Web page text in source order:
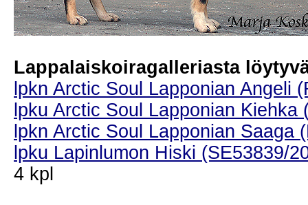
Lappalaiskoiragalleriasta
lpkn Arctic Soul Lapponian Angeli
lpku Arctic Soul Lapponian Kiehka
lpkn Arctic Soul Lapponian Saaga
lpku Lapinlumon Hiski (SE53839/
4 kpl